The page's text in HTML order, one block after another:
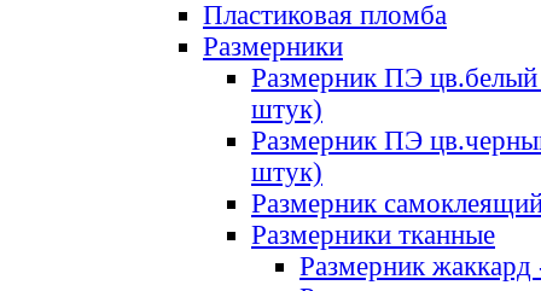
Пластиковая пломба
Размерники
Размерник ПЭ цв.белый
штук)
Размерник ПЭ
штук)
Размерник
Размерники тканные
Размерник